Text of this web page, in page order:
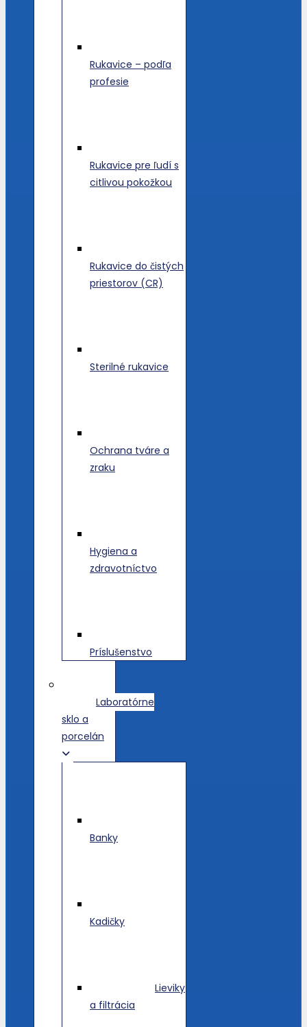
Rukavice – podľa
profesie
Rukavice pre ľudí s
citlivou pokožkou
Rukavice do čistých
priestorov (CR)
Sterilné rukavice
Ochrana tváre a
zraku
Hygiena a
zdravotníctvo
Príslušenstvo
Laboratórne
sklo a
porcelán
Banky
Kadičky
Lieviky
a filtrácia